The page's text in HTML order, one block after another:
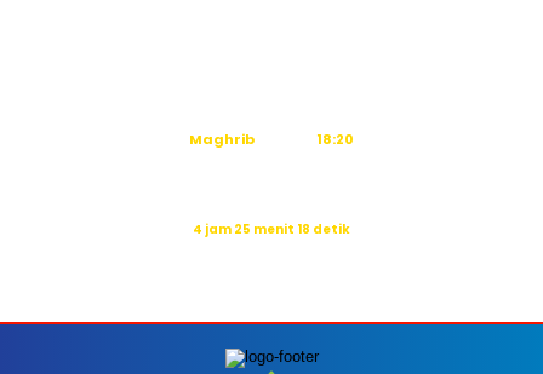
Maghrib
18:20
4 jam 25 menit 17 detik